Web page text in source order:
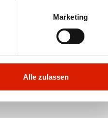
Marketing
Alle zulassen